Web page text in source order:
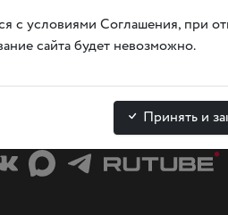
вт. — вс. с 09:00 до 20:00
понедельник — выходной день
с условиями Соглашения, при
сайта будет невозможно.
Принять и